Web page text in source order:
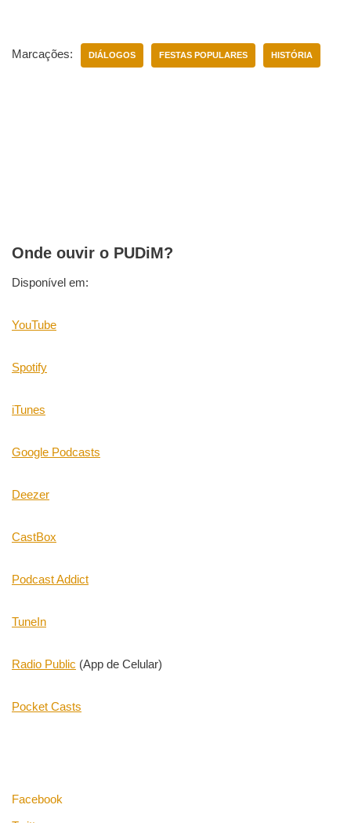
Marcações: DIÁLOGOS FESTAS POPULARES HISTÓRIA
Onde ouvir o PUDiM?
Disponível em:
YouTube
Spotify
iTunes
Google Podcasts
Deezer
CastBox
Podcast Addict
TuneIn
Radio Public (App de Celular)
Pocket Casts
Facebook